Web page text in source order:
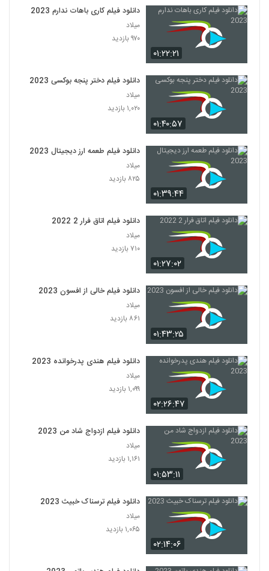
۰۱:۲۲:۲۱
دانلود فیلم کاری باهات ندارم 2023
میلاد
۹۷۰ بازدید
۰۱:۴۰:۵۷
دانلود فیلم دختر پنجه بوکسی 2023
میلاد
۱,۰۲۰ بازدید
۰۱:۳۹:۴۴
دانلود فیلم طعمه ارز دیجیتال 2023
میلاد
۸۲۵ بازدید
۰۱:۲۷:۰۲
دانلود فیلم اتاق فرار 2 2022
میلاد
۷۱۰ بازدید
۰۱:۴۳:۲۵
دانلود فیلم خالی از افسون 2023
میلاد
۸۶۱ بازدید
۰۲:۲۶:۴۷
دانلود فیلم هندی پدرخوانده 2023
میلاد
۱,۰۹۹ بازدید
۰۱:۵۳:۱۱
دانلود فیلم ازدواج شاد من 2023
میلاد
۱,۱۶۱ بازدید
۰۲:۱۴:۰۶
دانلود فیلم ترسناک خبیث 2023
میلاد
۱,۰۶۵ بازدید